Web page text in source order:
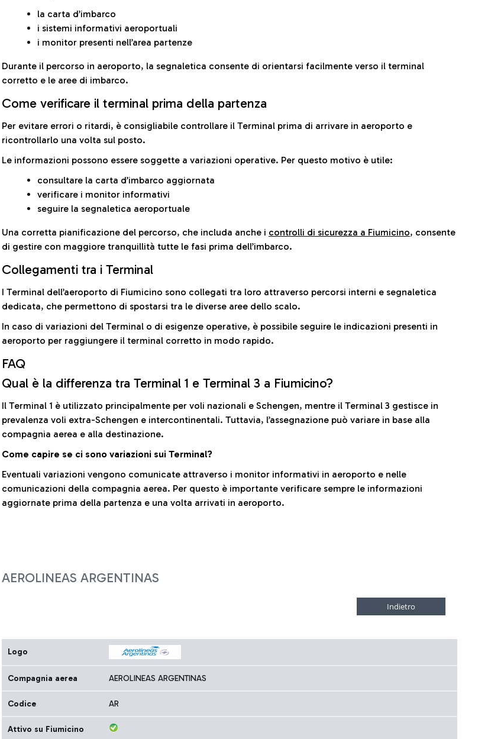
la carta d’imbarco
i sistemi informativi aeroportuali
i monitor presenti nell’area partenze
Durante il percorso in aeroporto, la segnaletica consente di orientarsi facilmente verso il terminal
corretto e le aree di imbarco.
Come verificare il terminal prima della partenza
Per evitare errori o ritardi, è consigliabile controllare il Terminal prima di arrivare in aeroporto e
ricontrollarlo una volta sul posto.
Le informazioni possono essere soggette a variazioni operative. Per questo motivo è utile:
consultare la carta d’imbarco aggiornata
verificare i monitor informativi
seguire la segnaletica aeroportuale
Una corretta pianificazione del percorso, che includa anche i controlli di sicurezza a Fiumicino, consente
di gestire con maggiore tranquillità tutte le fasi prima dell’imbarco.
Collegamenti tra i Terminal
I Terminal dell’aeroporto di Fiumicino sono collegati tra loro attraverso percorsi interni e segnaletica
dedicata, che permettono di spostarsi tra le diverse aree dello scalo.
In caso di variazioni del Terminal o di esigenze operative, è possibile seguire le indicazioni presenti in
aeroporto per raggiungere il terminal corretto in modo rapido.
FAQ
Qual è la differenza tra Terminal 1 e Terminal 3 a Fiumicino?
Il Terminal 1 è utilizzato principalmente per voli nazionali e Schengen, mentre il Terminal 3 gestisce in
prevalenza voli extra-Schengen e intercontinentali. Tuttavia, l’assegnazione può variare in base alla
compagnia aerea e alla destinazione.
Come capire se ci sono variazioni sui Terminal?
Eventuali variazioni vengono comunicate attraverso i monitor informativi in aeroporto e nelle
comunicazioni della compagnia aerea. Per questo è importante verificare sempre le informazioni
aggiornate prima della partenza e una volta arrivati in aeroporto.
AEROLINEAS ARGENTINAS
Logo
Compagnia aerea AEROLINEAS ARGENTINAS
Codice AR
Attivo su Fiumicino